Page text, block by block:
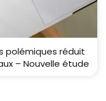
polémiques réduit
– Nouvelle étude